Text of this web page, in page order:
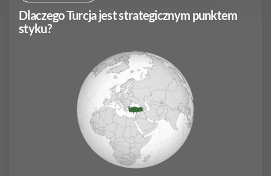
Dlaczego Turcja jest strategicznym punktem
styku?